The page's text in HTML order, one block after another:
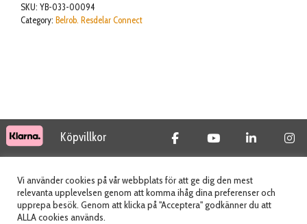
SKU: YB-033-00094
Category: Belrob. Resdelar Connect
Köpvillkor
© 2026 Tidab AB - All Rights Reserved
Vi använder cookies på vår webbplats för att ge dig den mest
relevanta upplevelsen genom att komma ihåg dina preferenser och
upprepa besök. Genom att klicka på "Acceptera" godkänner du att
ALLA cookies används.